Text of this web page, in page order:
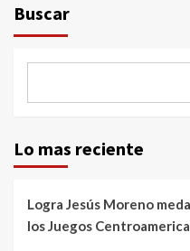
Buscar
Lo mas reciente
Logra Jesús Moreno
los Juegos